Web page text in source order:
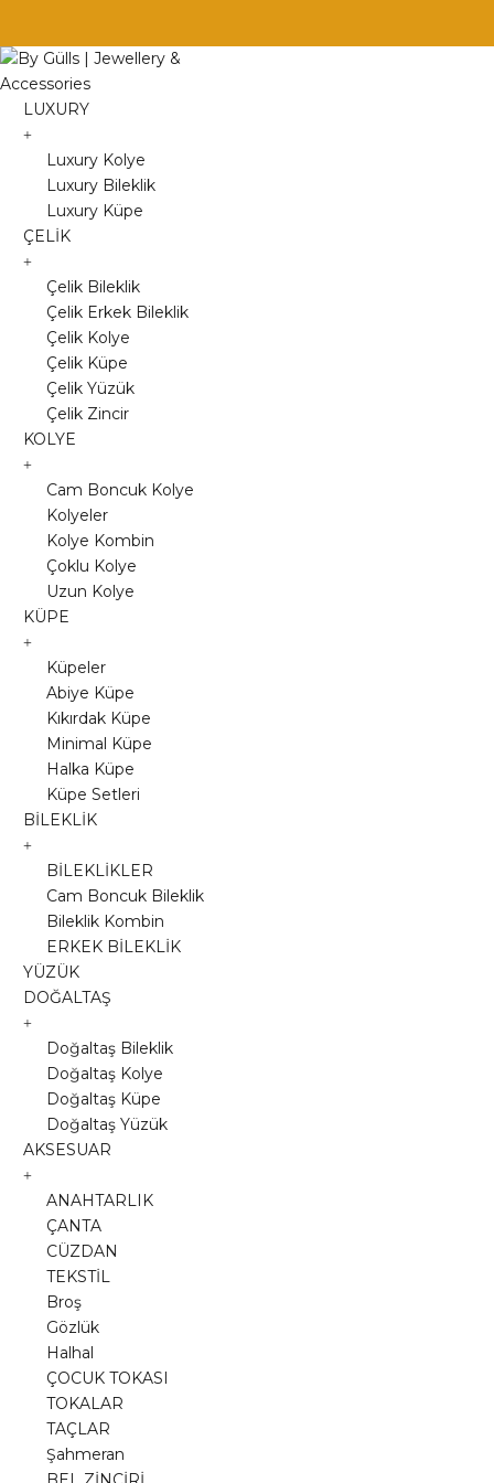
Skip
to
content
LUXURY
Luxury Kolye
Luxury Bileklik
Luxury Küpe
ÇELİK
Çelik Bileklik
Çelik Erkek Bileklik
Çelik Kolye
Çelik Küpe
Çelik Yüzük
Çelik Zincir
KOLYE
Cam Boncuk Kolye
Kolyeler
Kolye Kombin
Çoklu Kolye
Uzun Kolye
KÜPE
Küpeler
Abiye Küpe
Kıkırdak Küpe
Minimal Küpe
Halka Küpe
Küpe Setleri
BİLEKLİK
BİLEKLİKLER
Cam Boncuk Bileklik
Bileklik Kombin
ERKEK BİLEKLİK
YÜZÜK
DOĞALTAŞ
Doğaltaş Bileklik
Doğaltaş Kolye
Doğaltaş Küpe
Doğaltaş Yüzük
AKSESUAR
ANAHTARLIK
ÇANTA
CÜZDAN
TEKSTİL
Broş
Gözlük
Halhal
ÇOCUK TOKASI
TOKALAR
TAÇLAR
Şahmeran